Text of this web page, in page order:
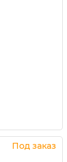
Под заказ